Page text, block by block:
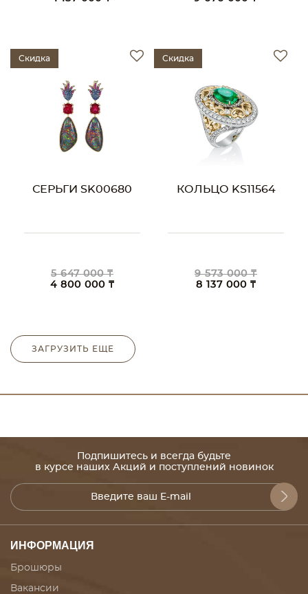
Скидка
СЕРЬГИ SK00680
5 647 000 ₸
4 800 000 ₸
Скидка
КОЛЬЦО KS11564
9 573 000 ₸
8 137 000 ₸
ЗАГРУЗИТЬ ЕЩЕ
Подпишитесь и всегда будьте
в курсе наших Акций и поступлений новинок
ИНФОРМАЦИЯ
Брошюры
Вакансии